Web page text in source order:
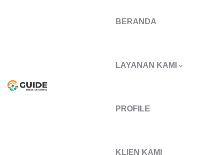
BERANDA
LAYANAN KAMI
PROFILE
KLIEN KAMI